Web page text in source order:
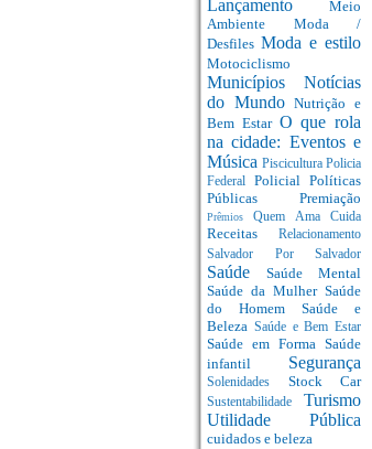
Lançamento Meio
Ambiente Moda /
Desfiles Moda e estilo
Motociclismo
Municípios Notícias
do MundoNutrição e
Bem Estar O que rola
na cidade: Eventos e
Música Piscicultura Policia
Federal Policial Políticas
Públicas Premiação
PrêmiosQuem Ama Cuida
Receitas Relacionamento
Salvador Por Salvador
Saúde Saúde Mental
Saúde da Mulher Saúde
do Homem Saúde e
Beleza Saúde e Bem Estar
Saúde em Forma Saúde
infantil Segurança
Solenidades Stock Car
Sustentabilidade Turismo
Utilidade Pública
cuidados e beleza